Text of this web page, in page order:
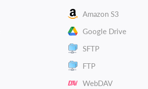
Amazon S3
Google Drive
SFTP
FTP
WebDAV